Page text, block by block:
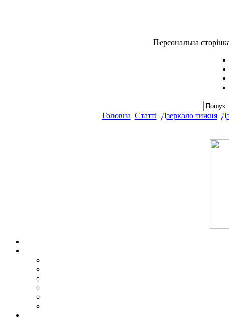
Персональна
Головна Статті Дзеркало тижня